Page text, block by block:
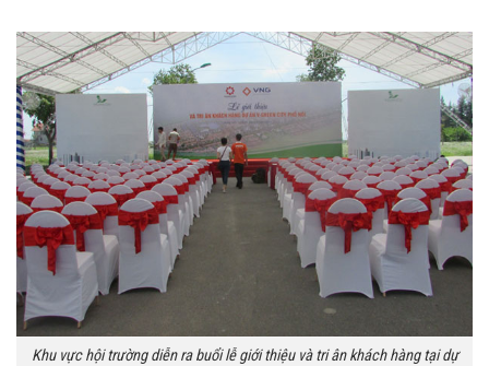
Khu vực hội trường diễn ra buổi lễ giới thiệu và tri ân khách hàng tại dự